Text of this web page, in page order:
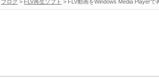
ブログ > FLV再生ソフト > FLV動画をWindows Media Playerで